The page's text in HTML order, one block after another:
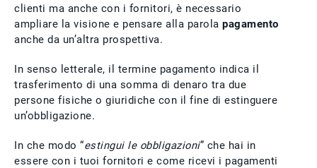
clienti ma anche con i fornitori, è necessario
ampliare la visione e pensare alla parola pagamento
anche da un’altra prospettiva.
In senso letterale, il termine pagamento indica il
trasferimento di una somma di denaro tra due
persone fisiche o giuridiche con il fine di estinguere
un’obbligazione.
In che modo “estingui le obbligazioni” che hai in
essere con i tuoi fornitori e come ricevi i pagamenti